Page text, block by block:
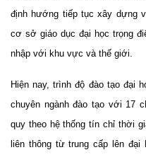
định hướng tiếp tục xây dựng
cơ sở giáo dục đại học trọng
nhập với khu vực và thế giới.
Hiện nay, trình độ đào tạo đại
chuyên ngành đào tạo với 17
quy theo hệ thống tín chỉ thời
liên thông từ trung cấp lên